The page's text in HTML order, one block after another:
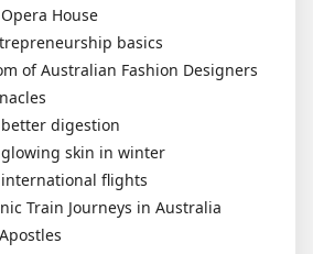
House
basics
of Australian Fashion Designers
digestion
skin in winter
flights
Train Journeys in Australia